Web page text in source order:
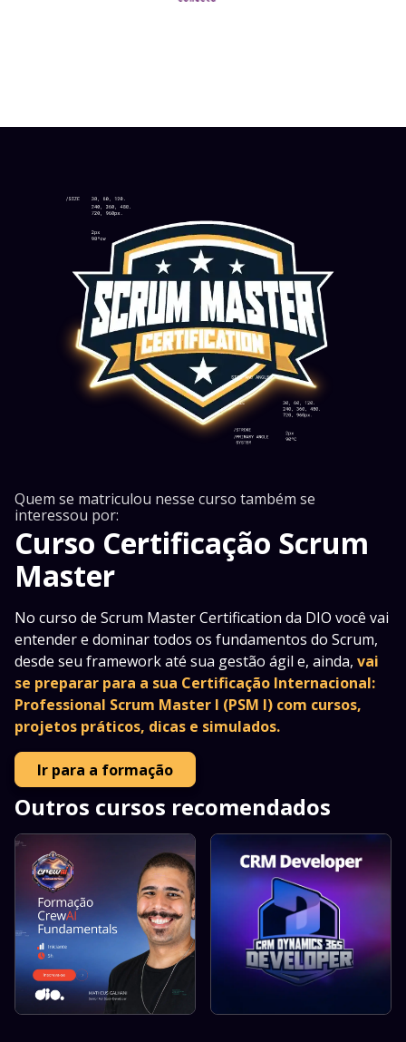
Quem se matriculou nesse curso também se
interessou por:
Curso Certificação Scrum
Master
No curso de Scrum Master Certification da DIO você vai
entender e dominar todos os fundamentos do Scrum,
desde seu framework até sua gestão ágil e, ainda, vai
se preparar para a sua Certificação Internacional:
Professional Scrum Master I (PSM I) com cursos,
projetos práticos, dicas e simulados.
Ir para a formação
Outros cursos recomendados